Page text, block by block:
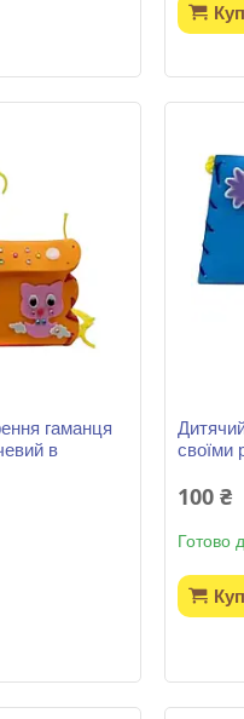
гаманця
в
своїми
100 ₴
Готово